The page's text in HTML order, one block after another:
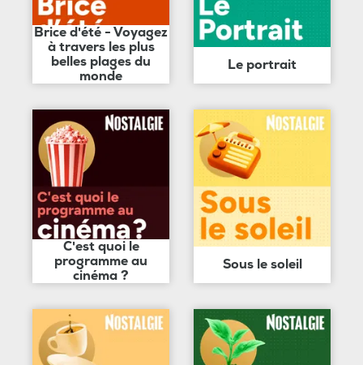
Brice d'été - Voyagez
à travers les plus
belles plages du
monde
Le portrait
C'est quoi le
programme au
cinéma ?
Sous le soleil